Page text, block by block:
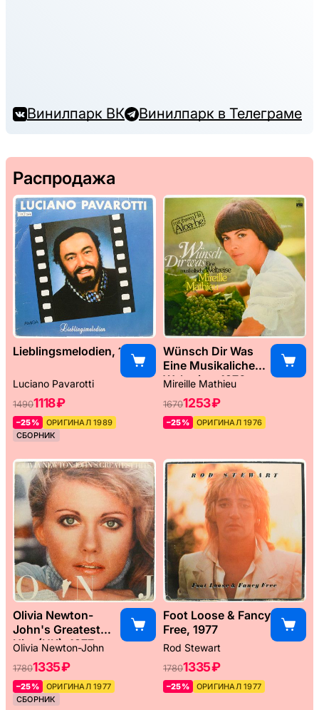
Винилпарк ВК Винилпарк в Телеграме
Распродажа
Lieblingsmelodien, 1989
Luciano Pavarotti
14901118 ₽
–25%
ОРИГИНАЛ 1989
СБОРНИК
Wünsch Dir Was
Eine Musikaliche
Weltreise, 1976
Mireille Mathieu
16701253 ₽
–25% ОРИГИНАЛ 1976
Olivia Newton-
John's Greatest
Hits (UK), 1977
Olivia Newton-John
17801335 ₽
–25%
ОРИГИНАЛ 1977
СБОРНИК
Foot Loose & Fancy
Free, 1977
Rod Stewart
17801335 ₽
–25% ОРИГИНАЛ 1977